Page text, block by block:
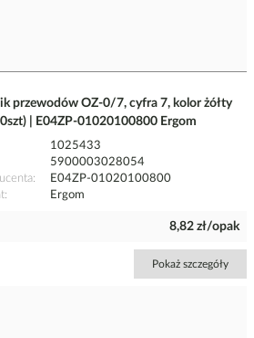
przewodów OZ-0/7, cyfra 7, kolor żółty
| E04ZP-01020100800 Ergom
1025433
5900003028054
E04ZP-01020100800
Ergom
8,82 zł/opak
Pokaż szczegóły